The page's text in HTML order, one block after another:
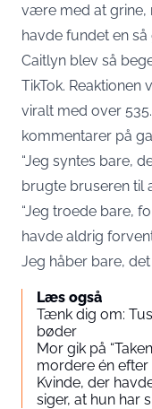
være med at grine,
havde fundet en så
Caitlyn blev så
TikTok.
viralt med over
kommentarer på
“Jeg syntes bare,
brugte bruseren til
“Jeg troede bare,
havde aldrig
Jeg håber bare, det
Læs også
Tænk dig om:
bøder
Mor gik på
mordere én efter
Kvinde, der
siger, at hun har